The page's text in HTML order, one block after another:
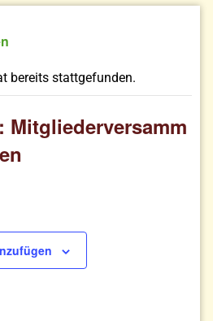
bereits stattgefunden.
Mitgliederversamm